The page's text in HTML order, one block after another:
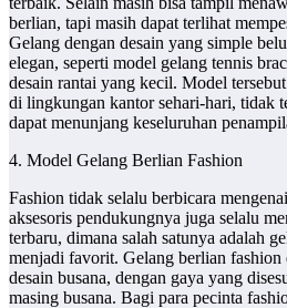
berlian, tapi masih dapat terlihat
Gelang dengan desain yang simple
elegan, seperti model gelang tennis
desain rantai yang kecil. Model
di lingkungan kantor sehari-hari, tidak
dapat menunjang keseluruhan
4. Model Gelang Berlian Fashion
Fashion tidak selalu berbicara
aksesoris pendukungnya juga selalu
terbaru, dimana salah satunya adalah
menjadi favorit. Gelang berlian
desain busana, dengan gaya yang
masing busana. Bagi para pecinta